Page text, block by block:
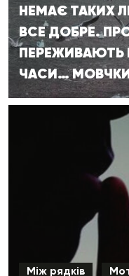
НЕМАЄ ТАКИХ
ВСЕ ДОБРЕ.
ПЕРЕЖИВАЮТЬ
ЧАСИ…
Між рядків